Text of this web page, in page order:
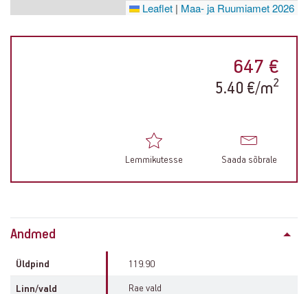
Leaflet | Maa- ja Ruumiamet 2026
647 €
5.40 €/m2
Lemmikutesse Saada sõbrale
Property
Andmed
Üldpind 119.90
Linn/vald Rae vald